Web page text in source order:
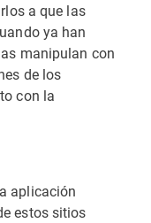
a que las
ya han
manipulan con
de los
con la
aplicación
estos sitios